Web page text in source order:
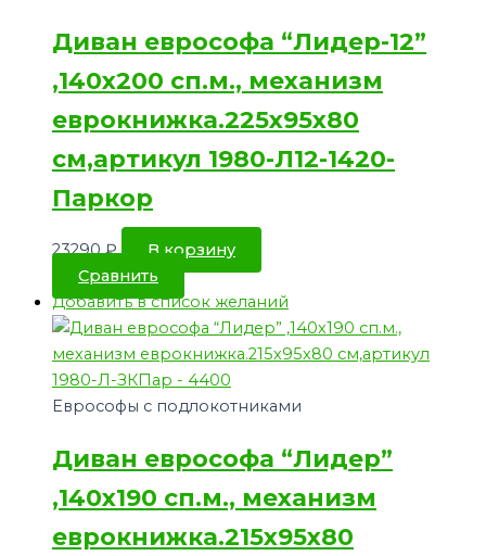
Диван еврософа “Лидер-12”
,140х200 сп.м., механизм
еврокнижка.225х95х80
см,артикул 1980-Л12-1420-
Паркор
23290₽
В корзину
Сравнить
Добавить в список желаний
Еврософы с подлокотниками
Диван еврософа “Лидер”
,140х190 сп.м., механизм
еврокнижка.215х95х80